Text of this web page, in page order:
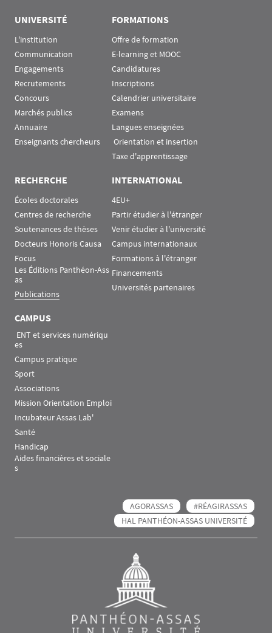
UNIVERSITÉ
L'institution
Communication
Engagements
Recrutements
Concours
Marchés publics
Annuaire
Enseignants chercheurs
FORMATIONS
Offre de formation
E-learning et MOOC
Candidatures
Inscriptions
Calendrier universitaire
Examens
Langues enseignées
Orientation et insertion
Taxe d'apprentissage
RECHERCHE
Écoles doctorales
Centres de recherche
Soutenances de thèses
Docteurs Honoris Causa
Focus
Les Éditions Panthéon-Ass
as
Publications
INTERNATIONAL
4EU+
Partir étudier à l'étranger
Venir étudier à l'université
Campus internationaux
Formations à l'étranger
Financements
Universités partenaires
CAMPUS
es
Campus pratique
Sport
Associations
Mission Orientation Emploi
Incubateur Assas Lab'
Santé
Handicap
Aides financières et sociale
s
AGORASSAS
#RÉAGIRASSAS
HAL PANTHÉON-ASSAS UNIVERSITÉ